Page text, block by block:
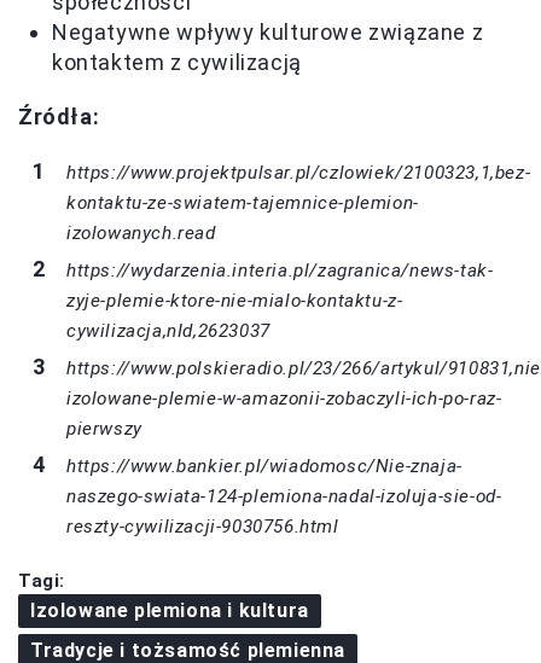
Negatywne wpływy kulturowe związane z
kontaktem z cywilizacją
Źródła:
https://www.projektpulsar.pl/czlowiek/2100323,1,bez-
kontaktu-ze-swiatem-tajemnice-plemion-
izolowanych.read
https://wydarzenia.interia.pl/zagranica/news-tak-
zyje-plemie-ktore-nie-mialo-kontaktu-z-
cywilizacja,nId,2623037
https://www.polskieradio.pl/23/266/artykul/
izolowane-plemie-w-amazonii-zobaczyli-ich-po-raz-
pierwszy
https://www.bankier.pl/wiadomosc/Nie-znaja-
naszego-swiata-124-plemiona-nadal-izoluja-sie-od-
reszty-cywilizacji-9030756.html
Tagi:
Izolowane plemiona i kultura
Tradycje i tożsamość plemienna